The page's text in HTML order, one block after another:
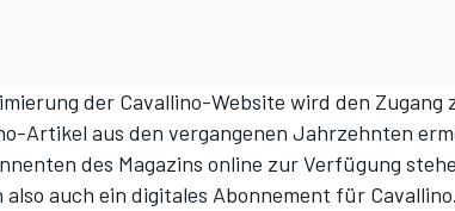
der Cavallino-Website wird den Zugang
Artikel aus den vergangenen Jahrzehnten
des Magazins online zur Verfügung
auch ein digitales Abonnement für